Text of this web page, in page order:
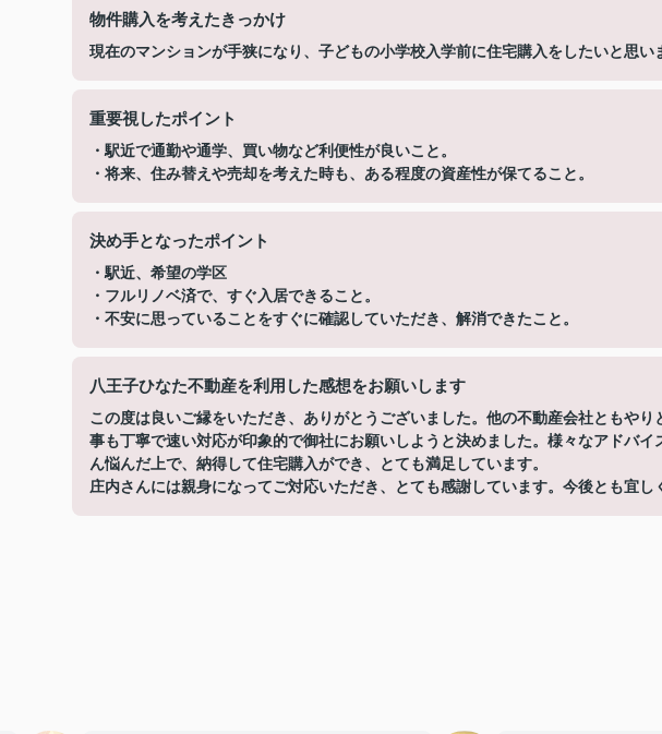
物件購入を考えたきっかけ
現在のマンションが手狭になり、子どもの小学校入学前に住宅購入をしたいと思い
重要視したポイント
・駅近で通勤や通学、買い物など利便性が良いこと。
・将来、住み替えや売却を考えた時も、ある程度の資産性が保てること。
決め手となったポイント
・駅近、希望の学区
・フルリノベ済で、すぐ入居できること。
・不安に思っていることをすぐに確認していただき、解消できたこと。
八王子ひなた不動産を利用した感想をお願いします
この度は良いご縁をいただき、ありがとうございました。他の不動産会社ともやり
事も丁寧で速い対応が印象的で御社にお願いしようと決めました。様々なアドバイ
ん悩んだ上で、納得して住宅購入ができ、とても満足しています。
庄内さんには親身になってご対応いただき、とても感謝しています。今後とも宜し